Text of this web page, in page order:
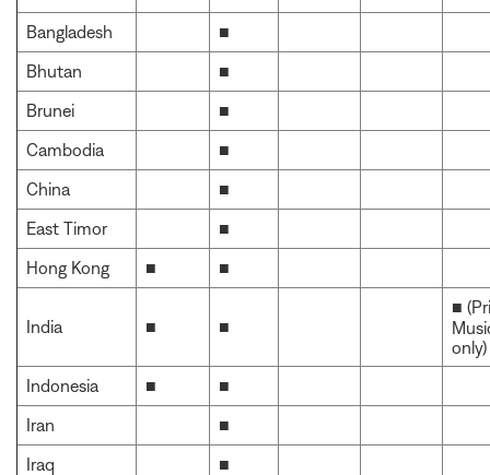
Bangladesh
■
Bhutan
■
Brunei
■
Cambodia
■
China
■
East Timor
■
Hong Kong
■ ■
India ■ ■
■
only)
Indonesia
■
■
Iran
■
Iraq
■